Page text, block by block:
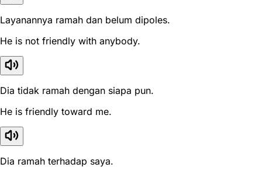
Layanannya ramah dan belum dipoles.
He is not friendly with anybody.
Dia tidak ramah dengan siapa pun.
He is friendly toward me.
Dia ramah terhadap saya.